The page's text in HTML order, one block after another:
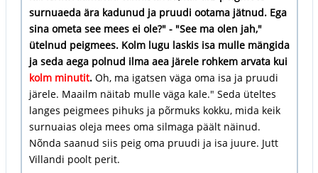
surnuaeda ära kadunud ja pruudi ootama jätnud. Ega
sina ometa see mees ei ole?" - "See ma olen jah,"
ütelnud peigmees. Kolm lugu laskis isa mulle mängida
ja seda aega polnud ilma aea järele rohkem arvata kui
kolm minutit.Oh, ma igatsen väga oma isa ja pruudi
järele. Maailm näitab mulle väga kale." Seda üteltes
langes peigmees pihuks ja põrmuks kokku, mida keik
surnuaias oleja mees oma silmaga päält näinud.
Nõnda saanud siis peig oma pruudi ja isa juure. Jutt
Villandi poolt perit.